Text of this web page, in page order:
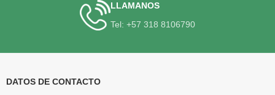
LLAMANOS
Tel: +57 318 8106790
DATOS DE CONTACTO